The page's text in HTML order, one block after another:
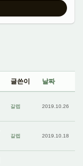
글쓴이 날짜
갈렙 2019.10.26
갈렙 2019.10.18